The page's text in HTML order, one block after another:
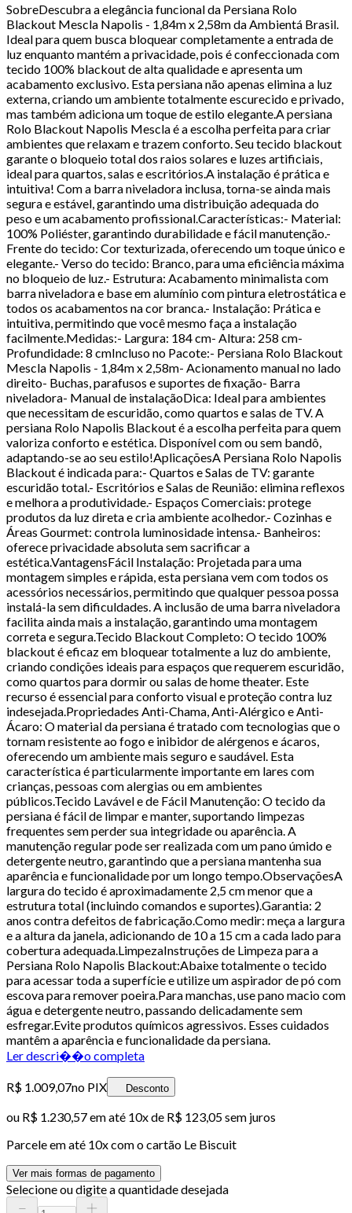
SobreDescubra a elegância funcional da Persiana Rolo
Blackout Mescla Napolis - 1,84m x 2,58m da Ambientá Brasil.
Ideal para quem busca bloquear completamente a entrada de
luz enquanto mantém a privacidade, pois é confeccionada com
tecido 100% blackout de alta qualidade e apresenta um
acabamento exclusivo. Esta persiana não apenas elimina a luz
externa, criando um ambiente totalmente escurecido e privado,
mas também adiciona um toque de estilo elegante.A persiana
Rolo Blackout Napolis Mescla é a escolha perfeita para criar
ambientes que relaxam e trazem conforto. Seu tecido blackout
garante o bloqueio total dos raios solares e luzes artificiais,
ideal para quartos, salas e escritórios.A instalação é prática e
intuitiva! Com a barra niveladora inclusa, torna-se ainda mais
segura e estável, garantindo uma distribuição adequada do
peso e um acabamento profissional.Características:- Material:
100% Poliéster, garantindo durabilidade e fácil manutenção.-
Frente do tecido: Cor texturizada, oferecendo um toque único e
elegante.- Verso do tecido: Branco, para uma eficiência máxima
no bloqueio de luz.- Estrutura: Acabamento minimalista com
barra niveladora e base em alumínio com pintura eletrostática e
todos os acabamentos na cor branca.- Instalação: Prática e
intuitiva, permitindo que você mesmo faça a instalação
facilmente.Medidas:- Largura: 184 cm- Altura: 258 cm-
Profundidade: 8 cmIncluso no Pacote:- Persiana Rolo Blackout
Mescla Napolis - 1,84m x 2,58m- Acionamento manual no lado
direito- Buchas, parafusos e suportes de fixação- Barra
niveladora- Manual de instalaçãoDica: Ideal para ambientes
que necessitam de escuridão, como quartos e salas de TV. A
persiana Rolo Napolis Blackout é a escolha perfeita para quem
valoriza conforto e estética. Disponível com ou sem bandô,
adaptando-se ao seu estilo!AplicaçõesA Persiana Rolo Napolis
Blackout é indicada para:- Quartos e Salas de TV: garante
escuridão total.- Escritórios e Salas de Reunião: elimina reflexos
e melhora a produtividade.- Espaços Comerciais: protege
produtos da luz direta e cria ambiente acolhedor.- Cozinhas e
Áreas Gourmet: controla luminosidade intensa.- Banheiros:
oferece privacidade absoluta sem sacrificar a
estética.VantagensFácil Instalação: Projetada para uma
montagem simples e rápida, esta persiana vem com todos os
acessórios necessários, permitindo que qualquer pessoa possa
instalá-la sem dificuldades. A inclusão de uma barra niveladora
facilita ainda mais a instalação, garantindo uma montagem
correta e segura.Tecido Blackout Completo: O tecido 100%
blackout é eficaz em bloquear totalmente a luz do ambiente,
criando condições ideais para espaços que requerem escuridão,
como quartos para dormir ou salas de home theater. Este
recurso é essencial para conforto visual e proteção contra luz
indesejada.Propriedades Anti-Chama, Anti-Alérgico e Anti-
Ácaro: O material da persiana é tratado com tecnologias que o
tornam resistente ao fogo e inibidor de alérgenos e ácaros,
oferecendo um ambiente mais seguro e saudável. Esta
característica é particularmente importante em lares com
crianças, pessoas com alergias ou em ambientes
públicos.Tecido Lavável e de Fácil Manutenção: O tecido da
persiana é fácil de limpar e manter, suportando limpezas
frequentes sem perder sua integridade ou aparência. A
manutenção regular pode ser realizada com um pano úmido e
detergente neutro, garantindo que a persiana mantenha sua
aparência e funcionalidade por um longo tempo.ObservaçõesA
largura do tecido é aproximadamente 2,5 cm menor que a
estrutura total (incluindo comandos e suportes).Garantia: 2
anos contra defeitos de fabricação.Como medir: meça a largura
e a altura da janela, adicionando de 10 a 15 cm a cada lado para
cobertura adequada.LimpezaInstruções de Limpeza para a
Persiana Rolo Napolis Blackout:Abaixe totalmente o tecido
para acessar toda a superfície e utilize um aspirador de pó com
escova para remover poeira.Para manchas, use pano macio com
água e detergente neutro, passando delicadamente sem
esfregar.Evite produtos químicos agressivos. Esses cuidados
mantêm a aparência e funcionalidade da persiana.
Ler descri��o completa
R$ 1.009,07no PIX Desconto
ou R$ 1.230,57em até 10x de R$ 123,05 sem juros
Parcele em até 10x com o cartão Le Biscuit
Ver mais formas de pagamento
Selecione ou digite a quantidade desejada